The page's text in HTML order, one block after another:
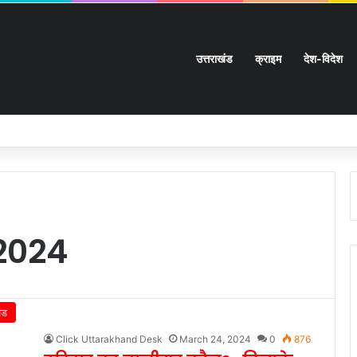
उत्तराखंड क्राइम देश-विदेश
Click Uttarakhand Desk March 24, 2024 0 876